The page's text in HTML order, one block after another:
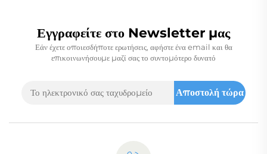
Εγγραφείτε στο Newsletter μας
Εάν έχετε οποιεσδήποτε ερωτήσεις, αφήστε ένα email και θα
επικοινωνήσουμε μαζί σας το συντομότερο δυνατό
Αποστολή τώρα